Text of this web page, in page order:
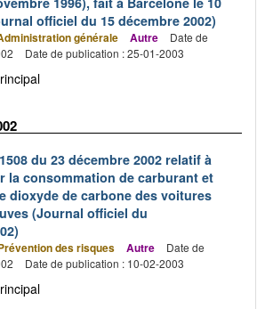
officiel du 15 décembre 2002)
générale Autre
Date de
Date de publication : 25-01-2003
du 23 décembre 2002 relatif à
la consommation de carburant et
dioxyde de carbone des voitures
(Journal officiel du
des risques Autre
Date de
Date de publication : 10-02-2003